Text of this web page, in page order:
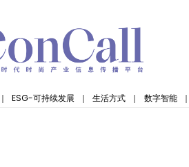
｜ ESG-可持续发展 ｜ 生活方式 ｜ 数字智能 ｜